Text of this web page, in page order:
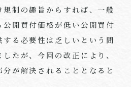
制の趣旨からすれば、一般
開買付価格が低い公開買付
る必要性は乏しいという問
たが、今回の改正により、
が解決されることとなると